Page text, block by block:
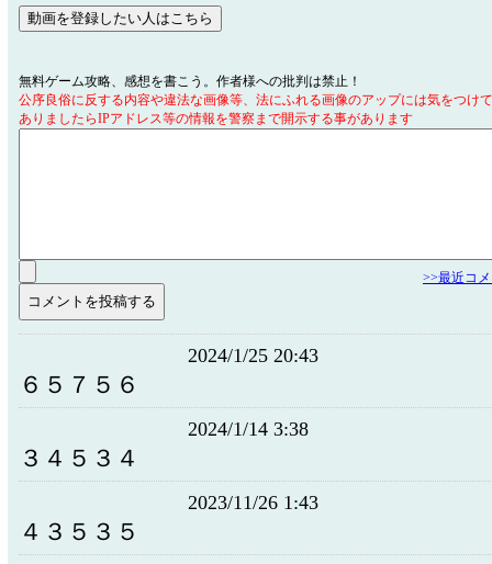
無料ゲーム攻略、感想を書こう。作者様への批判は禁止！
公序良俗に反する内容や違法な画像等、法にふれる画像のアップには気をつけ
ありましたらIPアドレス等の情報を警察まで開示する事があります
>>最近コ
2024/1/25 20:43
６５７５６
2024/1/14 3:38
３４５３４
2023/11/26 1:43
４３５３５